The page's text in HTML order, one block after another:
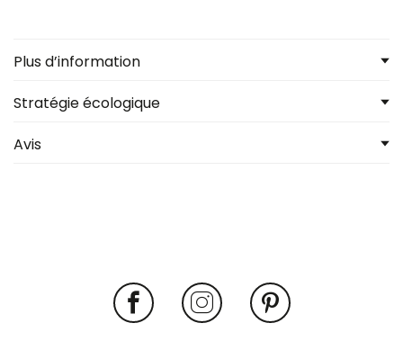
Plus d’information
Stratégie écologique
Avis